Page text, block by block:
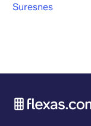
Suresnes